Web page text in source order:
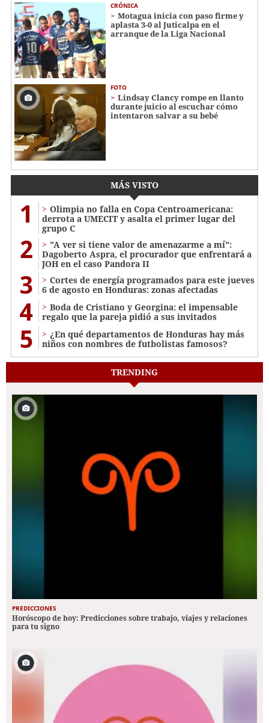
CRÓNICA
Motagua inicia con paso firme y
aplasta 3-0 al Juticalpa en el
arranque de la Liga Nacional
FOTO
Lindsay Clancy rompe en llanto
durante juicio al escuchar cómo
intentaron salvar a su bebé
MÁS VISTO
1
Olimpia no falla en Copa Centroamericana:
derrota a UMECIT y asalta el primer lugar del
grupo C
2
"A ver si tiene valor de amenazarme a mí":
Dagoberto Aspra, el procurador que enfrentará a
JOH en el caso Pandora II
3
Cortes de energía programados para este jueves
6 de agosto en Honduras: zonas afectadas
4
Boda de Cristiano y Georgina: el impensable
regalo que la pareja pidió a sus invitados
5
¿En qué departamentos de Honduras hay más
niños con nombres de futbolistas famosos?
TRENDING
PREDICCIONES
Horóscopo de hoy: Predicciones sobre trabajo, viajes y relaciones
para tu signo